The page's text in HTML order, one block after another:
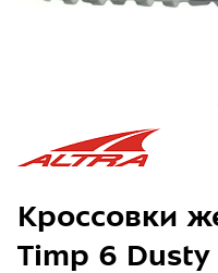
Кроссовки
Timp 6 Dusty